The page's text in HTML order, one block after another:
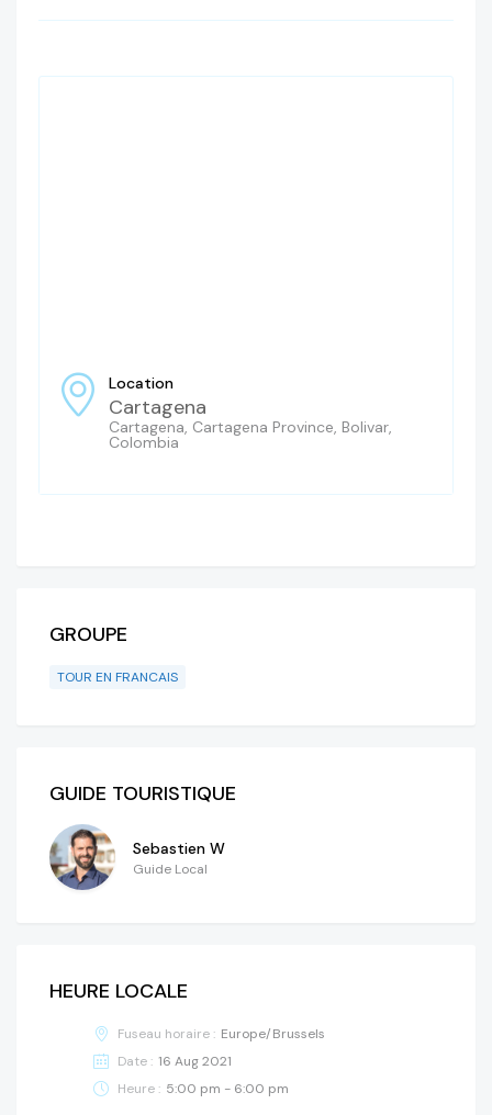
Location
Cartagena
Cartagena, Cartagena Province, Bolivar,
Colombia
GROUPE
TOUR EN FRANCAIS
GUIDE TOURISTIQUE
Sebastien W
Guide Local
HEURE LOCALE
Fuseau horaire : Europe/Brussels
Date : 16 Aug 2021
Heure : 5:00 pm - 6:00 pm